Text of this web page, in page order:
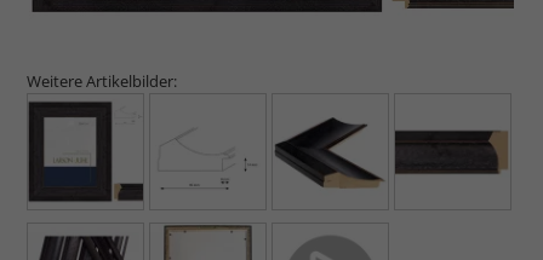
Weitere Artikelbilder: